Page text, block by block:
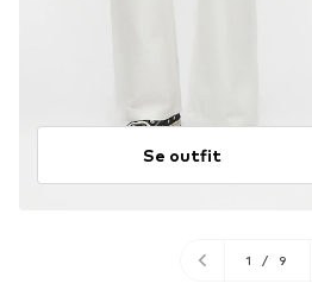
Se outfit
1 / 9